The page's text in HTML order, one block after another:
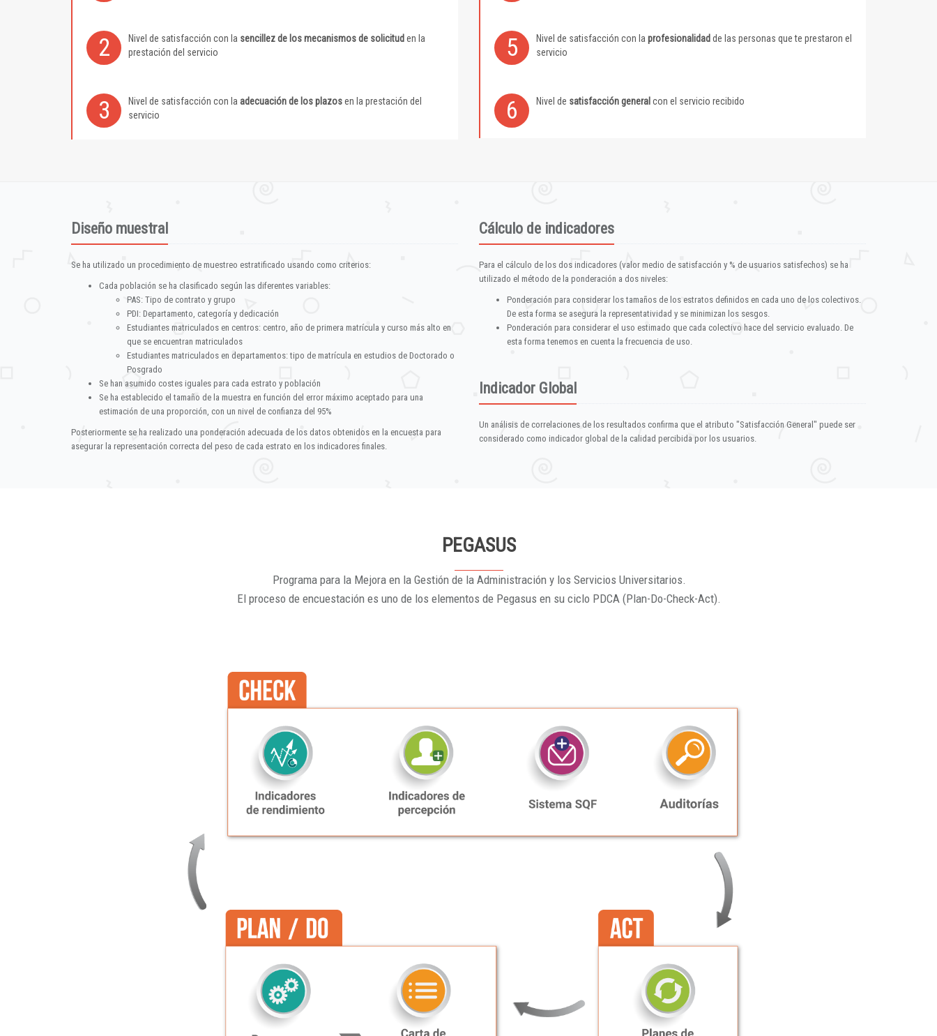
2 Nivel de satisfacción con la sencillez de los mecanismos de solicitud en la
prestación del servicio
5 Nivel de satisfacción con la profesionalidad de las personas que te prestaron el
servicio
3 Nivel de satisfacción con la adecuación de los plazosen la prestación del
servicio
6 Nivel de satisfacción general con el servicio recibido
Diseño muestral
Se ha utilizado un procedimiento de muestreo estratificado usando como criterios:
Cada población se ha clasificado según las diferentes variables:
PAS: Tipo de contrato y grupo
PDI: Departamento, categoría y dedicación
Estudiantes matriculados en centros: centro, año de primera matrícula y curso más alto en
que se encuentran matriculados
Estudiantes matriculados en departamentos: tipo de matrícula en estudios de Doctorado o
Posgrado
Se han asumido costes iguales para cada estrato y población
Se ha establecido el tamaño de la muestra en función del error máximo aceptado para una
estimación de una proporción, con un nivel de confianza del 95%
Posteriormente se ha realizado una ponderación adecuada de los datos obtenidos en la encuesta para
asegurar la representación correcta del peso de cada estrato en los indicadores finales.
Cálculo de indicadores
Para el cálculo de los dos indicadores (valor medio de satisfacción y % de usuarios satisfechos) se ha
utilizado el método de la ponderación a dos niveles:
Ponderación para considerar los tamaños de los estratos definidos en cada uno de los colectivos.
De esta forma se asegura la representatividad y se minimizan los sesgos.
Ponderación para considerar el uso estimado que cada colectivo hace del servicio evaluado. De
esta forma tenemos en cuenta la frecuencia de uso.
Indicador Global
Un análisis de correlaciones de los resultados confirma que el atributo "Satisfacción General" puede ser
considerado como indicador global de la calidad percibida por los usuarios.
PEGASUS
Programa para la Mejora en la Gestión de la Administración y los Servicios Universitarios.
El proceso de encuestación es uno de los elementos de Pegasus en su ciclo PDCA (Plan-Do-Check-Act).